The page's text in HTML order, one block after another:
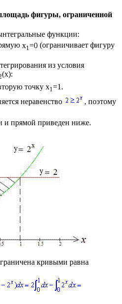
фигуры, ограниченной
функции:
x1 =0 (ограничивает фигуру
из условия
(x):
точку x1=1 .
неравенство
, поэтому
и прямой приведен ниже.
кривыми равна